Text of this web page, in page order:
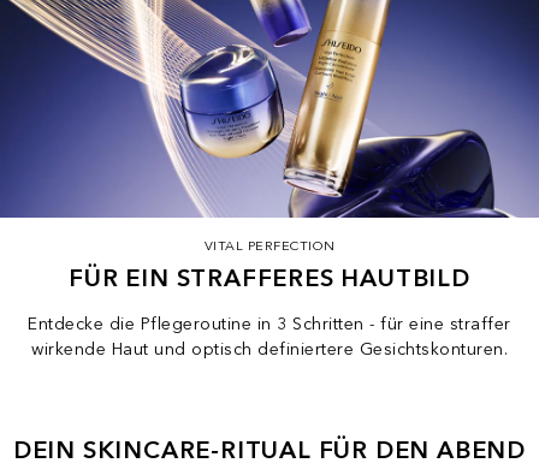
VITAL PERFECTION
FÜR EIN STRAFFERES HAUTBILD
Entdecke die Pflegeroutine in 3 Schritten - für eine straffer
wirkende Haut und optisch definiertere Gesichtskonturen.
DEIN SKINCARE-RITUAL FÜR DEN ABEND